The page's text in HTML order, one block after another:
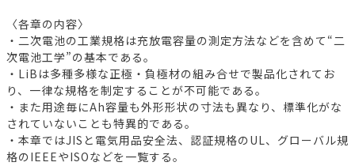
〈各章の内容〉
・二次電池の工業規格は充放電容量の測定方法などを含めて“二
次電池工学”の基本である。
・LiBは多種多様な正極・負極材の組み合せで製品化されてお
り、一律な規格を制定することが不可能である。
・また用途毎にAh容量も外形形状の寸法も異なり、標準化がな
されていないことも特異的である。
・本章ではJISと電気用品安全法、認証規格のUL、グローバル規
格のIEEEやISOなどを一覧する。